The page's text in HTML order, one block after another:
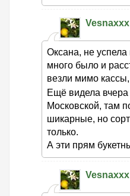
Vesnaxxx
Оксана, не успела
много было и
везли мимо
Ещё видела
Московской, там
шикарные, но
только.
А эти прям
Vesnaxxx